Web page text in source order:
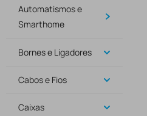
Automatismos e
Smarthome
Bornes e Ligadores
Cabos e Fios
Caixas